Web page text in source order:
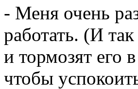
- Меня очень
работать. (И
и тормозят его
чтобы